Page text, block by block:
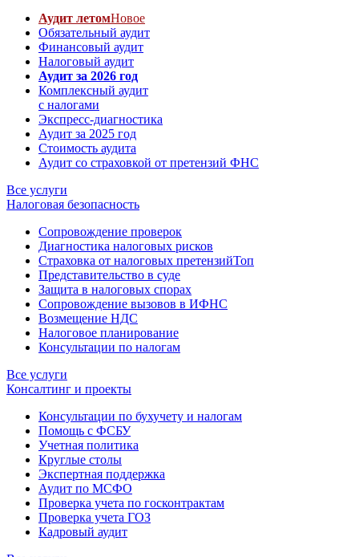
Аудит летомНовое
Обязательный аудит
Финансовый аудит
Налоговый аудит
Аудит за 2026 год
Комплексный аудит
с налогами
Экспресс-диагностика
Аудит за 2025 год
Стоимость аудита
Аудит со страховкой от претензий ФНС
Все услуги
Налоговая безопасность
Сопровождение проверок
Диагностика налоговых рисков
Страховка от налоговых претензийТоп
Представительство в суде
Защита в налоговых спорах
Сопровождение вызовов в ИФНС
Возмещение НДС
Налоговое планирование
Консультации по налогам
Все услуги
Консалтинг и проекты
Консультации по бухучету и налогам
Помощь с ФСБУ
Учетная политика
Круглые столы
Экспертная поддержка
Аудит по МСФО
Проверка учета по госконтрактам
Проверка учета ГОЗ
Кадровый аудит